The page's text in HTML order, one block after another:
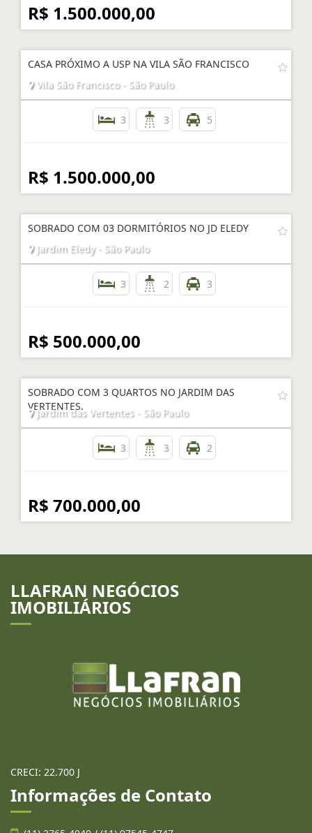
R$ 1.500.000,00
CASA PRÓXIMO A USP NA VILA SÃO FRANCISCO
Vila São Francisco - São Paulo
3 3 5
R$ 1.500.000,00
SOBRADO COM 03 DORMITÓRIOS NO JD ELEDY
Jardim Eledy - São Paulo
3 2 3
R$ 500.000,00
SOBRADO COM 3 QUARTOS NO JARDIM DAS
VERTENTES.
Jardim das Vertentes - São Paulo
3 3 2
R$ 700.000,00
LLAFRAN NEGÓCIOS
IMOBILIÁRIOS
CRECI: 22.700 J
Informações de Contato